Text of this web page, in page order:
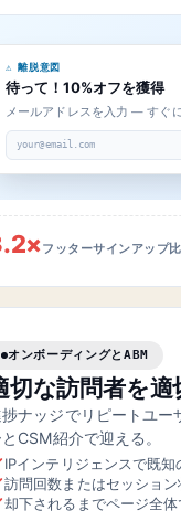
⚠ 離脱意図
待って！10%オフを獲得
メールアドレスを入力 — すぐ
your@email.com
フッターサインアップ
オンボーディングとABM
切な訪問者を適
ナッジでリピートユー
CSM紹介で迎える。
IPインテリジェンスで既
訪問回数またはセッショ
却下されるまでページ全体